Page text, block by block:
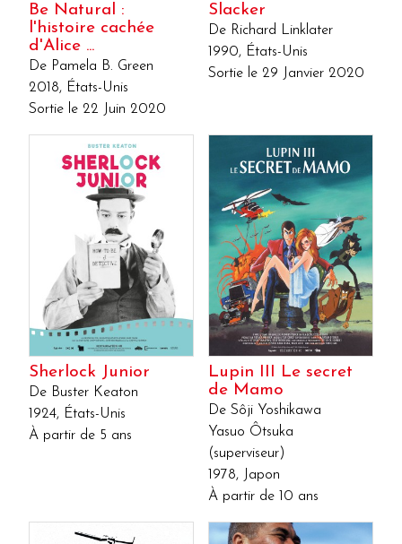
Be Natural :
l'histoire cachée
d'Alice ...
De Pamela B. Green
2018, États-Unis
Sortie le 22 Juin 2020
Slacker
De Richard Linklater
1990, États-Unis
Sortie le 29 Janvier 2020
Sherlock Junior
De Buster Keaton
1924, États-Unis
À partir de 5 ans
Lupin III Le secret
de Mamo
De Sôji Yoshikawa
Yasuo Ôtsuka
(superviseur)
1978, Japon
À partir de 10 ans